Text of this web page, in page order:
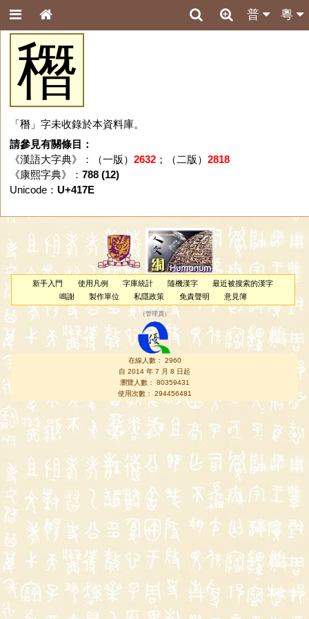
粵
普
䅾
「䅾」字未收錄於本資料庫。
請參見有關條目：
《漢語大字典》：（一版） 2632；（二版） 2818
《康熙字典》： 788 (12)
Unicode： U+417E
新手入門 使用凡例 字庫統計 隨機漢字
最近被搜索的漢字
鳴謝
製作單位 私隱政策 免責聲明 意見簿
（管理員 ）
在線人數： 2960
自 2014 年 7 月 8 日起
瀏覽人數： 80359431
使用次數： 294456481